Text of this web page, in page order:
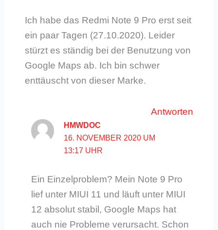
Ich habe das Redmi Note 9 Pro erst seit
ein paar Tagen (27.10.2020). Leider
stürzt es ständig bei der Benutzung von
Google Maps ab. Ich bin schwer
enttäuscht von dieser Marke.
Antworten
HMWDOC
16. NOVEMBER 2020 UM
13:17 UHR
Ein Einzelproblem? Mein Note 9 Pro
lief unter MIUI 11 und läuft unter MIUI
12 absolut stabil, Google Maps hat
auch nie Probleme verursacht. Schon